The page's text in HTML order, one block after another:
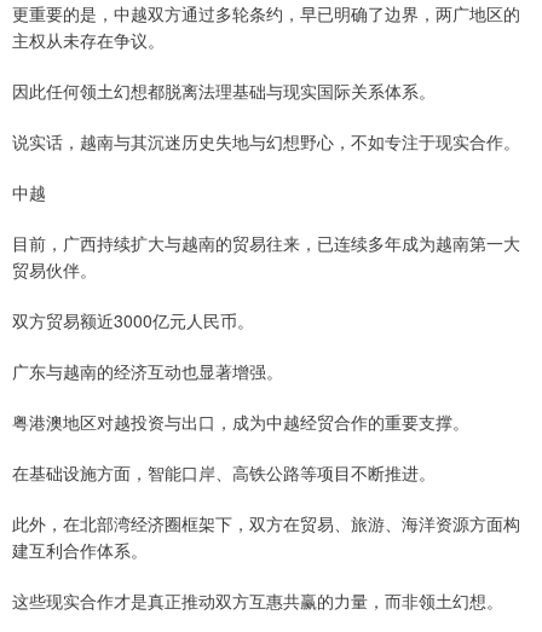
更重要的是，中越双方通过多轮条约，早已明确了边界，两广地区的
主权从未存在争议。
因此任何领土幻想都脱离法理基础与现实国际关系体系。
说实话，越南与其沉迷历史失地与幻想野心，不如专注于现实合作。
中越
目前，广西持续扩大与越南的贸易往来，已连续多年成为越南第一大
贸易伙伴。
双方贸易额近3000亿元人民币。
广东与越南的经济互动也显著增强。
粤港澳地区对越投资与出口，成为中越经贸合作的重要支撑。
在基础设施方面，智能口岸、高铁公路等项目不断推进。
此外，在北部湾经济圈框架下，双方在贸易、旅游、海洋资源方面构
建互利合作体系。
这些现实合作才是真正推动双方互惠共赢的力量，而非领土幻想。